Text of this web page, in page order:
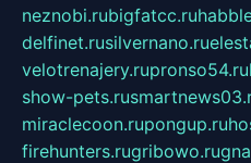
neznobi.rubigfatcc.ru
delfinet.rusilvernano.ru
velotrenajery.rupronso54.ru
show-pets.ru
miraclecoon.rupongup.ru
firehunters.rugribowo.ru